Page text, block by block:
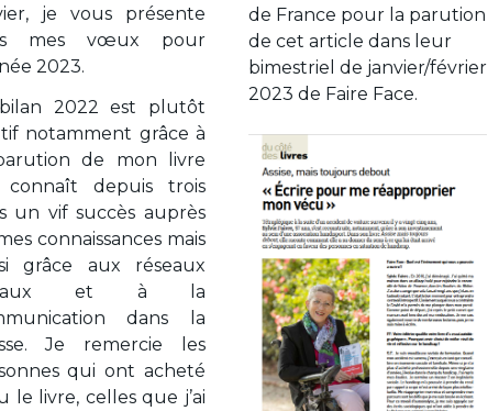
je vous présente
mes vœux pour
2023.
2022 est plutôt
notamment grâce à
de mon livre
connaît depuis trois
un vif succès auprès
connaissances mais
grâce aux réseaux
et à la
dans la
Je remercie les
qui ont acheté
le livre, celles que j’ai
de France pour la parution
de cet article dans leur
bimestriel de janvier/février
2023 de Faire Face.